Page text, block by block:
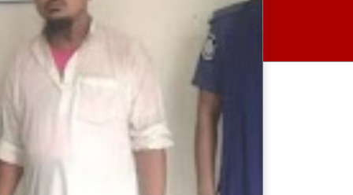
বাজারে ব্যবসায়ীদের সিন্ডিকেট
ভেঙে দেওয়া হবে: আইনমন্ত্রী